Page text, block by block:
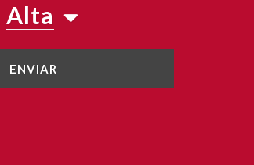
Alta
ENVIAR